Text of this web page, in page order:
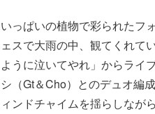
いっぱいの植物で彩られたフ
ェスで大雨の中、観てくれて
ように泣いてやれ」からライ
シ（Gt＆Cho）とのデュオ編
ィンドチャイムを揺らしなが